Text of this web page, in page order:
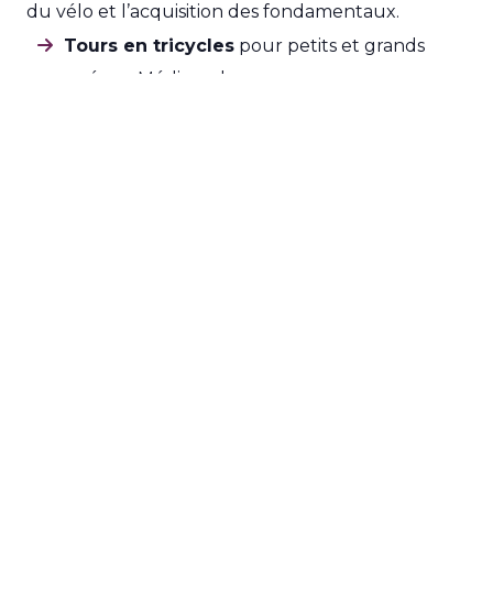
du vélo et l’acquisition des fondamentaux.
Tours en tricycles pour petits et grands
proposé par Médiacycles